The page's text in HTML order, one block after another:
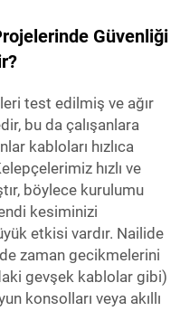
Güvenliği
test edilmiş ve ağır
bu da çalışanlara
kabloları hızlıca
hızlı ve
böylece kurulumu
kesiminizi
etkisi vardır. Nailide
zaman gecikmelerini
gevşek kablolar gibi)
konsolları veya akıllı